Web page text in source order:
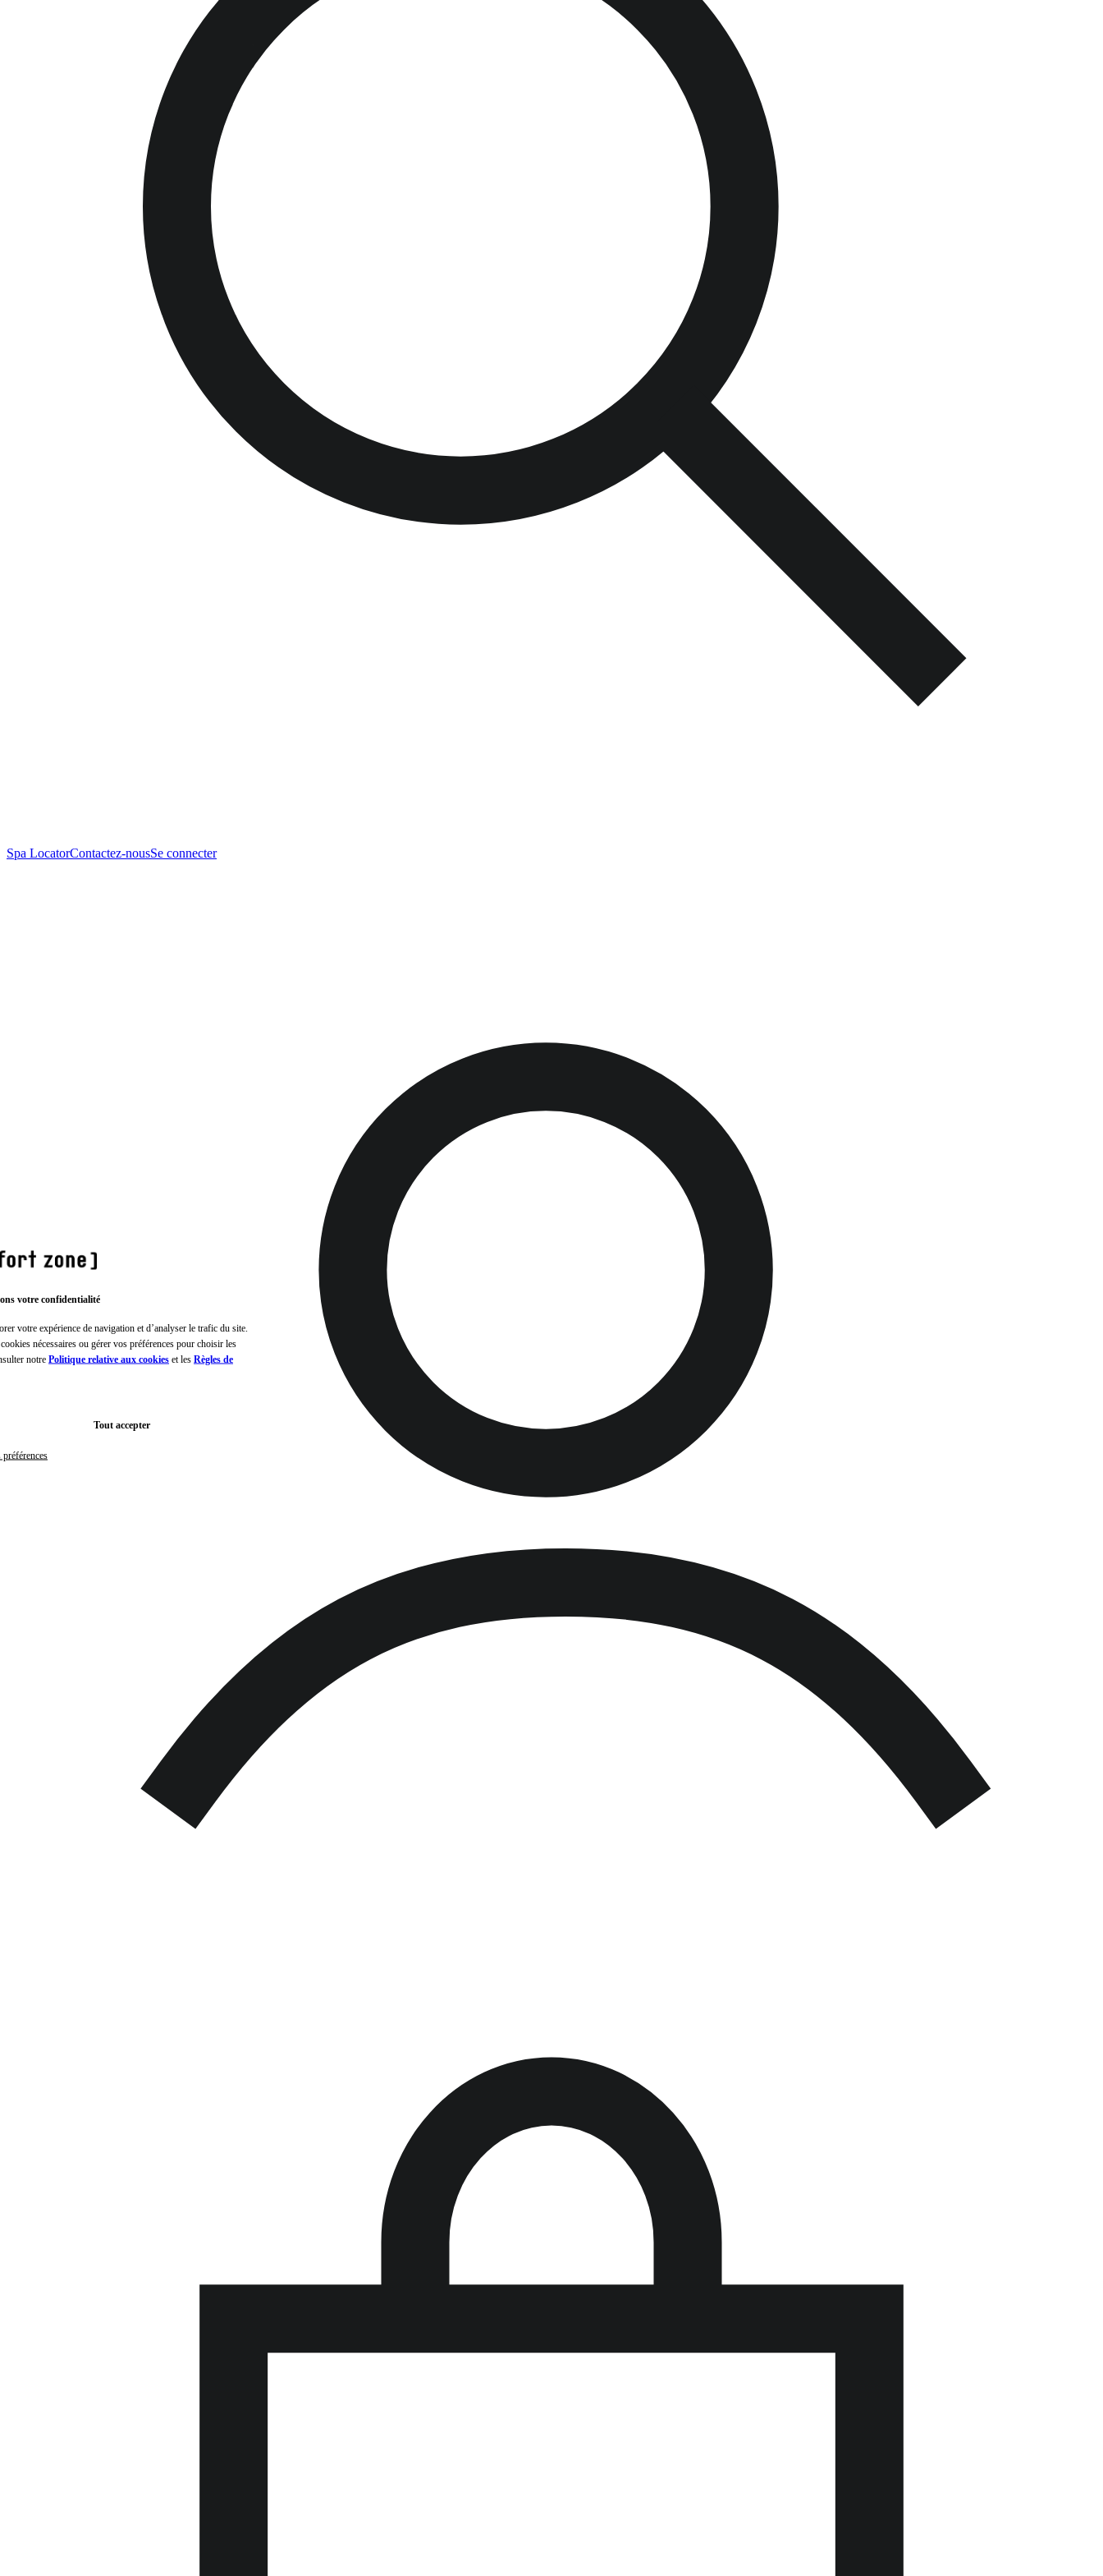
votre confidentialité
votre expérience de navigation et d’analyser le trafic du site.
nécessaires ou gérer vos préférences pour choisir les
notre Politique relative aux cookies et les Règles de
Tout accepter
préférences
Spa LocatorContactez-nousSe connecter